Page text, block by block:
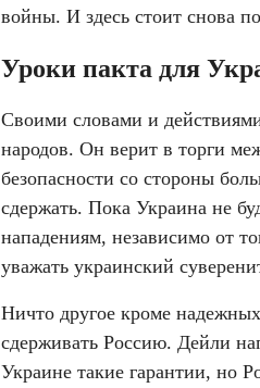
войны. И здесь стоит снова
Уроки пакта для
Своими словами и
народов. Он верит в торги
безопасности со стороны
сдержать. Пока Украина не
нападениям, независимо от
уважать украинский
Ничто другое кроме
сдерживать Россию. Дейли
Украине такие гарантии, но